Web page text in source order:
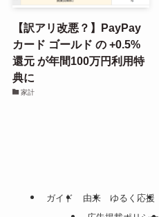
【訳アリ改悪？】PayPay
カード ゴールド の +0.5%
還元 が年間100万円利用特
典に
家計
ガイド 由来 ゆるく応援